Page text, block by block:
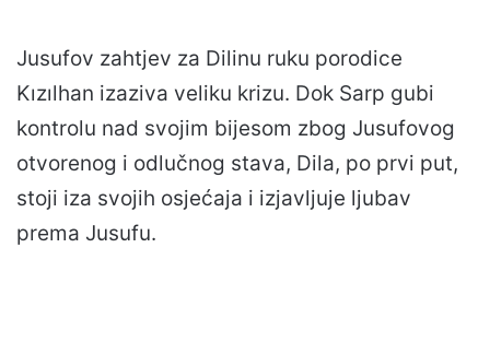
Jusufov zahtjev za Dilinu ruku porodice
Kızılhan izaziva veliku krizu. Dok Sarp gubi
kontrolu nad svojim bijesom zbog Jusufovog
otvorenog i odlučnog stava, Dila, po prvi put,
stoji iza svojih osjećaja i izjavljuje ljubav
prema Jusufu.